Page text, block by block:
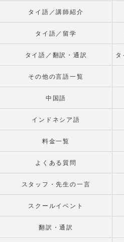
タイ語／講師紹介
タイ語／留学
タイ語／翻訳・通訳
その他の言語一覧
中国語
インドネシア語
料金一覧
よくある質問
スタッフ・先生の一言
スクールイベント
翻訳・通訳